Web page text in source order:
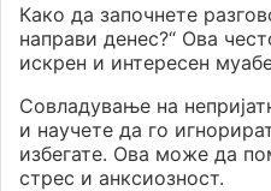
Како да започнете
направи денес?“ Ова
искрен и интересен
Совладување на
и научете да го
избегате. Ова може да
стрес и анксиозност.